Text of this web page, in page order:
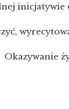
Okazywanie
pliki cookie
nią. Dzięki temu